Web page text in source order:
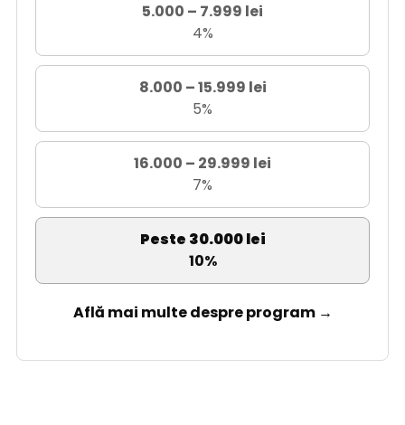
5.000 – 7.999 lei
4%
8.000 – 15.999 lei
5%
16.000 – 29.999 lei
7%
Peste 30.000 lei
10%
Află mai multe despre program →